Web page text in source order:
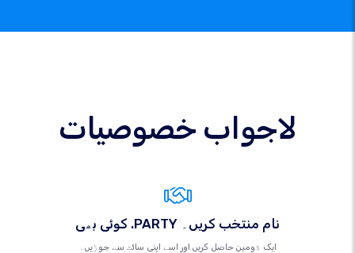
لاجواب خصوصیات
کوئی بھی .PARTY نام منتخب کریں۔
ایک ڈومین حاصل کریں اور اسے اپنی سائٹ سے جوڑیں۔